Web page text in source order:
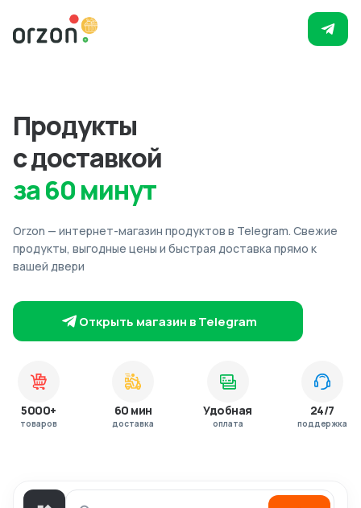
Продукты
с доставкой
за 60 минут
Orzon — интернет-магазин продуктов в Telegram. Свежие
продукты, выгодные цены и быстрая доставка прямо к
вашей двери
Открыть магазин в Telegram
5000+
товаров
60 мин
доставка
Удобная
оплата
24/7
поддержка